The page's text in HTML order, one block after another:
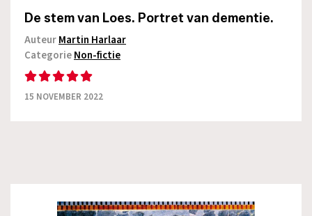
De stem van Loes. Portret van dementie.
AuteurMartin Harlaar
CategorieNon-fictie
15 NOVEMBER 2022